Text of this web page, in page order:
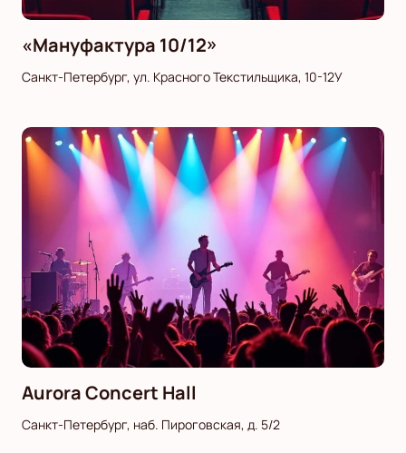
«Мануфактура 10/12»
Санкт-Петербург, ул. Красного Текстильщика, 10-12У
Aurora Concert Hall
Санкт-Петербург, наб. Пироговская, д. 5/2